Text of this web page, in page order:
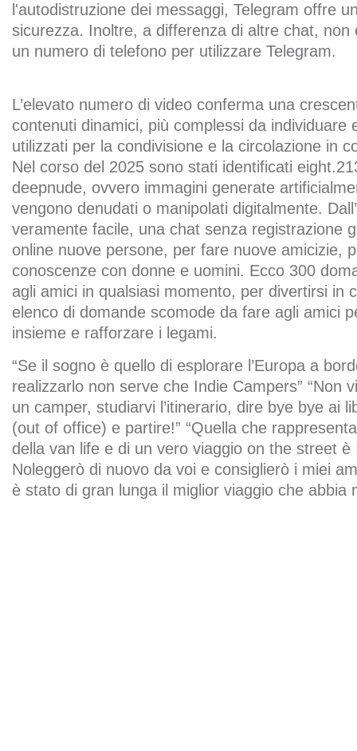
l'autodistruzione dei messaggi, Telegram offre
sicurezza. Inoltre, a differenza di altre chat, non
un numero di telefono per utilizzare Telegram.
L’elevato numero di video conferma una
contenuti dinamici, più complessi da individuare
utilizzati per la condivisione e la circolazione in
Nel corso del 2025 sono stati identificati
deepnude, ovvero immagini generate
vengono denudati o manipolati digitalmente.
veramente facile, una chat senza registrazione
online nuove persone, per fare nuove amicizie,
conoscenze con donne e uomini. Ecco 300
agli amici in qualsiasi momento, per divertirsi in
elenco di domande scomode da fare agli amici
insieme e rafforzare i legami.
“Se il sogno è quello di esplorare l’Europa a
realizzarlo non serve che Indie Campers” “Non
un camper, studiarvi l’itinerario, dire bye bye ai
(out of office) e partire!” “Quella che
della van life e di un vero viaggio on the street è
Noleggerò di nuovo da voi e consiglierò i miei
è stato di gran lunga il miglior viaggio che abbia